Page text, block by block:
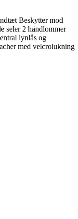
Beskytter mod
seler 2 håndlommer
lynlås og
med velcrolukning